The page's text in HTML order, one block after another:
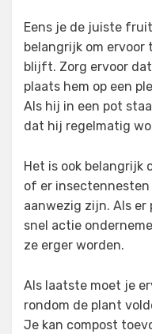
Eens je de juiste
belangrijk om
blijft. Zorg ervoor
plaats hem op een
Als hij in een pot
dat hij regelmatig
Het is ook belangrijk
of er
aanwezig zijn. Als er
snel actie
ze erger worden.
Als laatste moet je
rondom de plant
Je kan compost